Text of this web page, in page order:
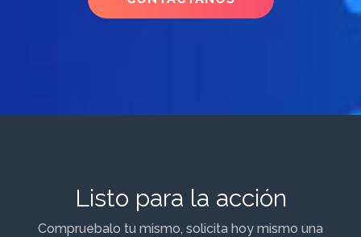
Listo para la acción
Compruebalo tu mismo, solicita hoy mismo una